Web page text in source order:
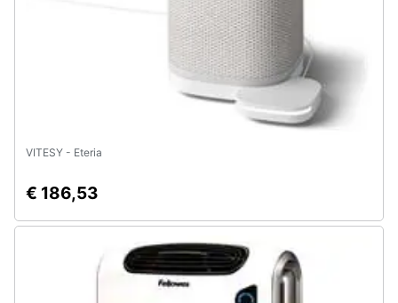
VITESY - Eteria
€ 186,53